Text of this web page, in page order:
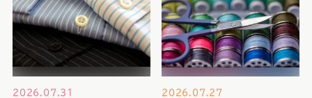
2026.07.31 2026.07.27